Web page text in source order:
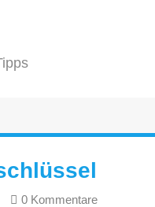
0 Kommentare